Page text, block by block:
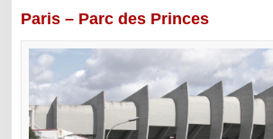
Paris – Parc des Princes